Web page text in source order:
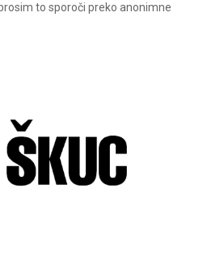
to sporoči preko anonimne